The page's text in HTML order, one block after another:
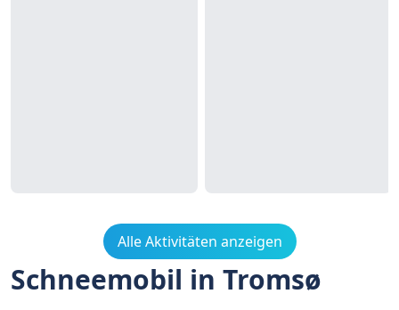
Alle Aktivitäten anzeigen
Schneemobil in Tromsø